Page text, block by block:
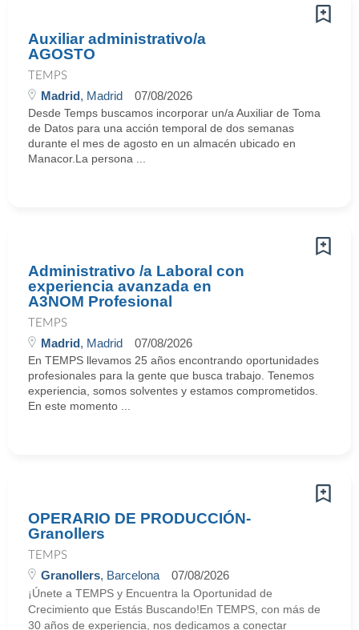
Auxiliar administrativo/a
AGOSTO
TEMPS
Madrid, Madrid 07/08/2026
Desde Temps buscamos incorporar un/a Auxiliar de Toma
de Datos para una acción temporal de dos semanas
durante el mes de agosto en un almacén ubicado en
Manacor.La persona ...
Administrativo /a Laboral con
experiencia avanzada en
A3NOM Profesional
TEMPS
Madrid, Madrid 07/08/2026
En TEMPS llevamos 25 años encontrando oportunidades
profesionales para la gente que busca trabajo. Tenemos
experiencia, somos solventes y estamos comprometidos.
En este momento ...
OPERARIO DE PRODUCCIÓN-
Granollers
TEMPS
Granollers, Barcelona 07/08/2026
¡Únete a TEMPS y Encuentra la Oportunidad de
Crecimiento que Estás Buscando!En TEMPS, con más de
30 años de experiencia, nos dedicamos a conectar